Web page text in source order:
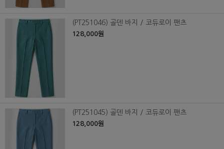
(PT251046) 골덴 바지 / 코듀로이 팬츠
128,000원
(PT251045) 골덴 바지 / 코듀로이 팬츠
128,000원